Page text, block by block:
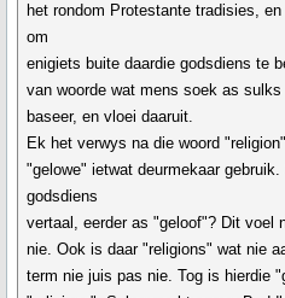
het rondom Protestante tradisies,
om
enigiets buite daardie godsdiens te
van woorde wat mens soek as
baseer, en vloei daaruit.
Ek het verwys na die woord
"gelowe" ietwat deurmekaar
godsdiens
vertaal, eerder as "geloof"? Dit voel
nie. Ook is daar "religions" wat nie
term nie juis pas nie. Tog is hierdie